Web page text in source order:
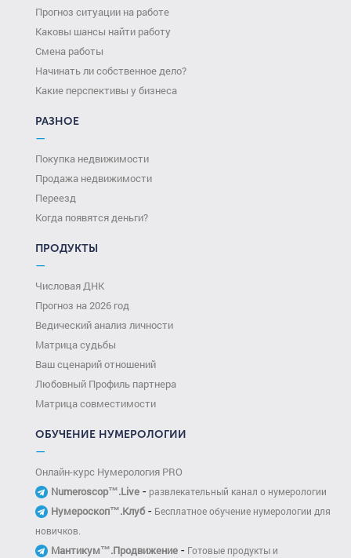
Прогноз ситуации на работе
Каковы шансы найти работу
Смена работы
Начинать ли собственное дело?
Какие перспективы у бизнеса
РАЗНОЕ
—
Покупка недвижимости
Продажа недвижимости
Переезд
Когда появятся деньги?
ПРОДУКТЫ
—
Числовая ДНК
Прогноз на 2026 год
Ведический анализ личности
Матрица судьбы
Ваш сценарий отношений
Любовный Профиль партнера
Матрица совместимости
ОБУЧЕНИЕ НУМЕРОЛОГИИ
—
Онлайн-курс Нумерология PRO
Numeroscop™.Live - развлекательный канал о нумерологии
Нумероскоп™.Клуб- Бесплатное обучение нумерологии для
новичков.
Мантикум™.Продвижение - Готовые продукты и